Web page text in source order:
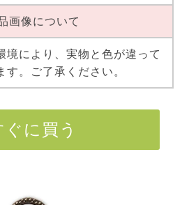
画像について
境により、実物と色が違って
す。ご了承ください。
ぐに買う